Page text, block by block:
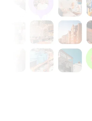
Construcción y Obras ›
y Fabricación ›